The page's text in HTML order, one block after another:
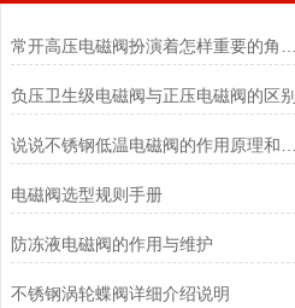
负压卫生级电磁阀与正压电磁阀的区别
电磁阀选型规则手册
防冻液电磁阀的作用与维护
不锈钢涡轮蝶阀详细介绍说明